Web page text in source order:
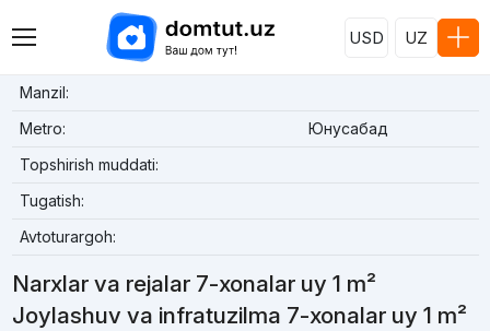
USD UZ
Manzil:
Metro:
Юнусабад
Topshirish muddati:
Tugatish:
Avtoturargoh:
Narxlar va rejalar 7-xonalar uy 1 m²
Joylashuv va infratuzilma 7-xonalar uy 1 m²